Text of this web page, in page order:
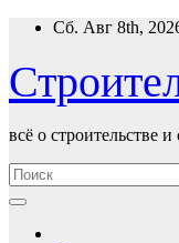
Перейти
содержимому
Сб. Авг 8th,
всё о строительстве